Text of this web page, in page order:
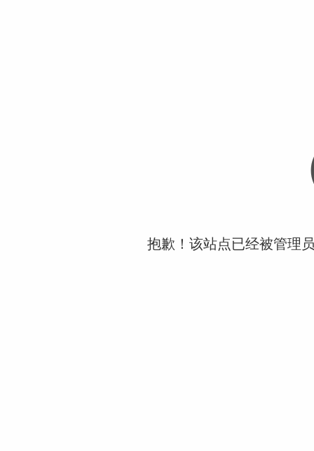
抱歉！该站点已经被管理